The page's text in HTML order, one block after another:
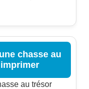
chasse au